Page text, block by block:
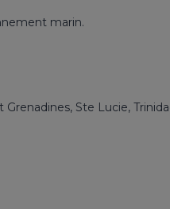
marin.
Ste Lucie,